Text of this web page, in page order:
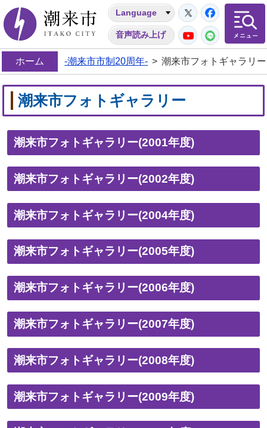
潮来市
Language
音声読み上げ
Twitter
YouTube
LINE
ホーム -潮来市市制20周年- > 潮来市フォトギャラリー
潮来市フォトギャラリー
潮来市フォトギャラリー(2001年度)
潮来市フォトギャラリー(2002年度)
潮来市フォトギャラリー(2004年度)
潮来市フォトギャラリー(2005年度)
潮来市フォトギャラリー(2006年度)
潮来市フォトギャラリー(2007年度)
潮来市フォトギャラリー(2008年度)
潮来市フォトギャラリー(2009年度)